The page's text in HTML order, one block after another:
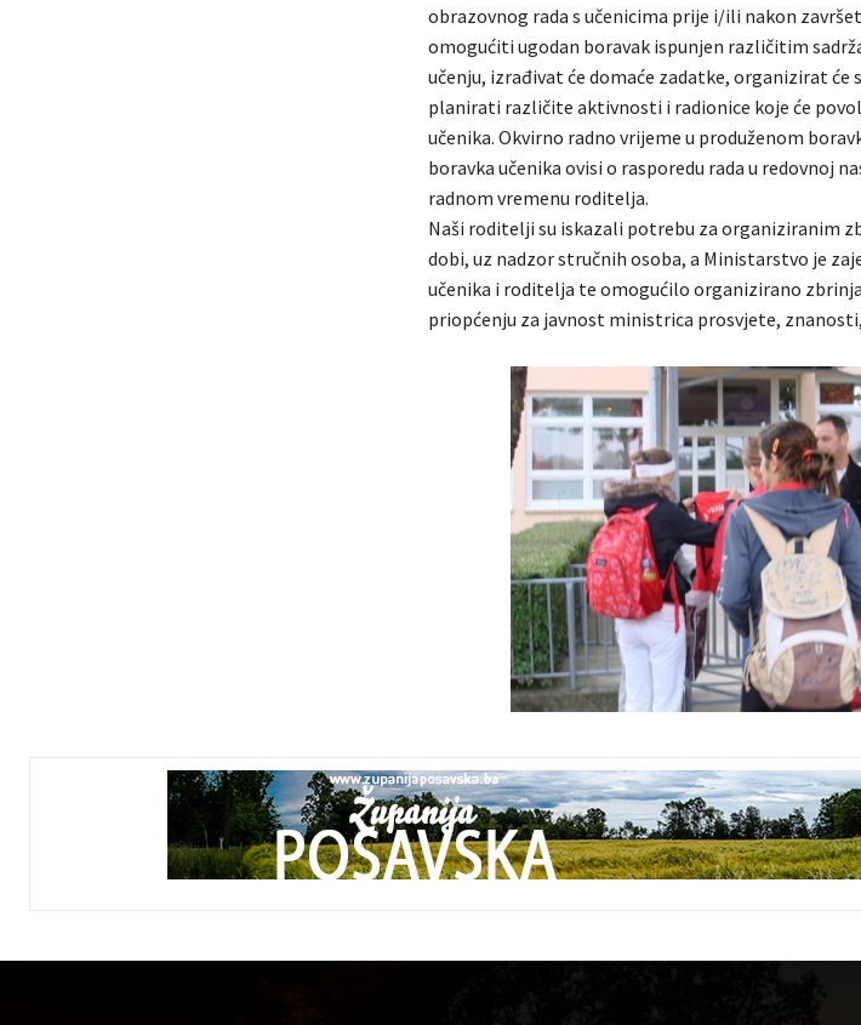
obrazovnog rada s učenicima prije i/ili nakon
omogućiti ugodan boravak ispunjen različitim
učenju, izrađivat će domaće zadatke, organizirat će
planirati različite aktivnosti i radionice koje će
učenika. Okvirno radno vrijeme u produženom
boravka učenika ovisi o rasporedu rada u redovnoj
radnom vremenu roditelja.
Naši roditelji su iskazali potrebu za organiziranim
dobi, uz nadzor stručnih osoba, a Ministarstvo je
učenika i roditelja te omogućilo organizirano
priopćenju za javnost ministrica prosvjete,